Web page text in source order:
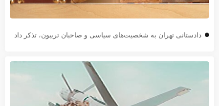
دادستانی تهران به شخصیت‌های سیاسی و صاحبان تریبون، تذکر داد